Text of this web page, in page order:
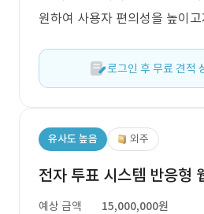
원하여 사용자 편의성을 높이
로그인 후 무료 견적
유사도 높음 외주
전자 투표 시스템 반응형
예상 금액
15,000,000원